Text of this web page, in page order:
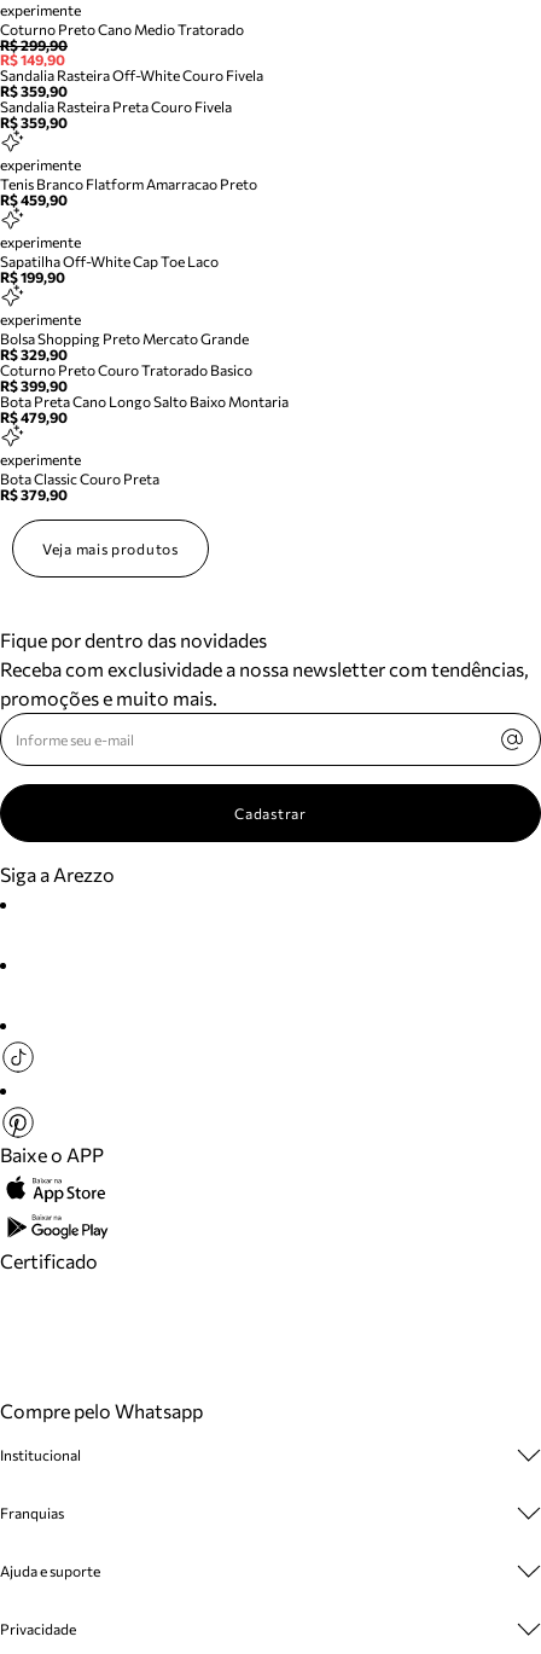
experimente
Coturno Preto Cano Medio Tratorado
R$ 299,90
R$ 149,90
Sandalia Rasteira Off-White Couro Fivela
R$ 359,90
Sandalia Rasteira Preta Couro Fivela
R$ 359,90
experimente
Tenis Branco Flatform Amarracao Preto
R$ 459,90
experimente
Sapatilha Off-White Cap Toe Laco
R$ 199,90
experimente
Bolsa Shopping Preto Mercato Grande
R$ 329,90
Coturno Preto Couro Tratorado Basico
R$ 399,90
Bota Preta Cano Longo Salto Baixo Montaria
R$ 479,90
experimente
Bota Classic Couro Preta
R$ 379,90
Veja mais produtos
Fique por dentro das novidades
Receba com exclusividade a nossa newsletter com tendências,
promoções e muito mais.
Cadastrar
Siga a Arezzo
Baixe o APP
Certificado
Compre pelo Whatsapp
Institucional
Cashback
Venda Corporativa
Mapa do Site
Franquias
Plano de Negócio
Ajuda e suporte
Cadastro
Privacidade